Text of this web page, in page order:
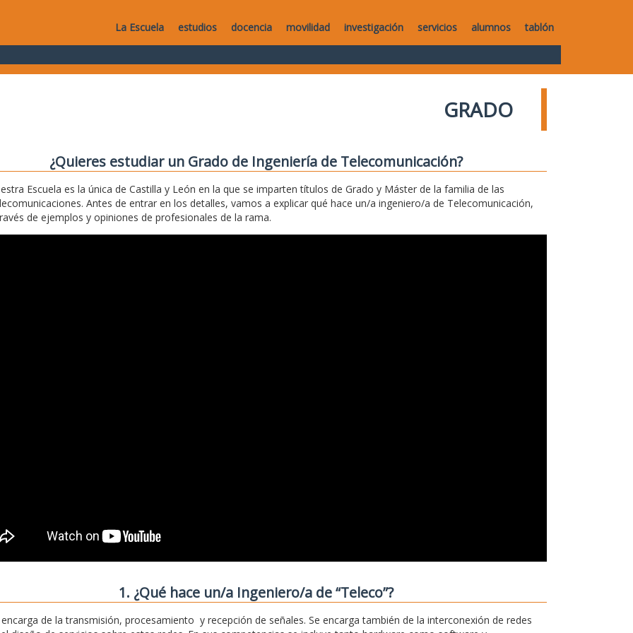
La Escuela estudios docencia movilidad investigación servicios alumnos tablón
GRADO
¿Quieres estudiar un Grado de Ingeniería de Telecomunicación?
Escuela es la única de Castilla y León en la que se imparten títulos de Grado y Máster de la familia de las
Antes de entrar en los detalles, vamos a explicar qué hace un/a ingeniero/a de Telecomunicación,
de ejemplos y opiniones de profesionales de la rama.
1. ¿Qué hace un/a Ingeniero/a de “Teleco”?
encarga de la transmisión, procesamiento y recepción de señales. Se encarga también de la interconexión de redes